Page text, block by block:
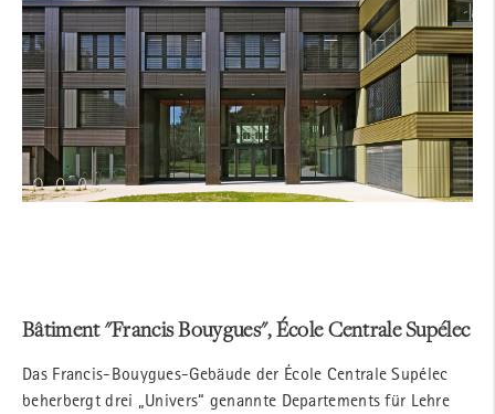
Bâtiment "Francis Bouygues", École Centrale Supélec
Das Francis-Bouygues-Gebäude der École Centrale Supélec
beherbergt drei „Univers“ genannte Departements für Lehre